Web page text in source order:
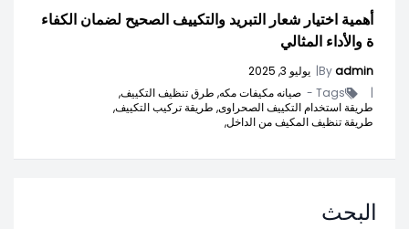
أهمية اختيار شعار التبريد والتكييف الصحيح لضمان الكفاء
ة والأداء المثالي
Byadmin
| يوليو 3, 2025
|
Tags - صيانه مكيفات مكه, طرق تنظيف التكييف,
طريقة استخدام التكييف الصحراوى, طريقة تركيب التكييف,
طريقة تنظيف المكيف من الداخل,
البحث